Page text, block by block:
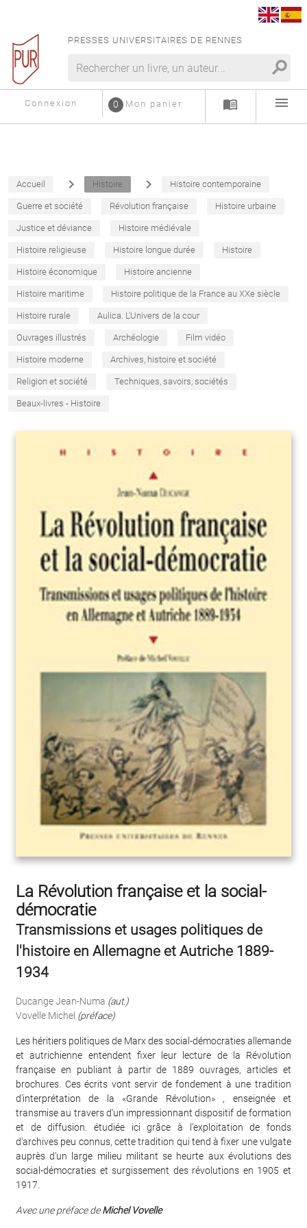
PRESSES UNIVERSITAIRES DE RENNES
search
Connexion Mon panier
0 menu_book menu
Accueil navigate_next Histoire navigate_next Histoire contemporaine
Guerre et société Révolution française Histoire urbaine
Justice et déviance Histoire médiévale
Histoire religieuse Histoire longue durée Histoire
Histoire économique Histoire ancienne
Histoire maritime Histoire politique de la France au XXe siècle
Histoire rurale Aulica. L'Univers de la cour
Ouvrages illustrés Archéologie Film vidéo
Histoire moderne Archives, histoire et société
Religion et société Techniques, savoirs, sociétés
Beaux-livres - Histoire
La Révolution française et la social-
démocratie
Transmissions et usages politiques de
l'histoire en Allemagne et Autriche 1889-
1934
Ducange Jean-Numa (aut.)
Vovelle Michel (préface)
Les héritiers politiques de Marx des social-démocraties allemande
et autrichienne entendent fixer leur lecture de la Révolution
française en publiant à partir de 1889 ouvrages, articles et
brochures. Ces écrits vont servir de fondement à une tradition
d'interprétation de la «Grande Révolution» , enseignée et
transmise au travers d'un impressionnant dispositif de formation
et de diffusion. étudiée ici grâce à l'exploitation de fonds
d'archives peu connus, cette tradition qui tend à fixer une vulgate
auprès d'un large milieu militant se heurte aux évolutions des
social-démocraties et surgissement des révolutions en 1905 et
1917.
Avec une préface deMichel Vovelle